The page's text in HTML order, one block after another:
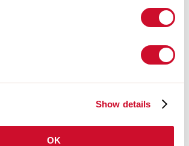
Show details
OK
CE